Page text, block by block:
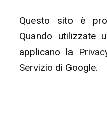
Questo sito è
Quando utilizzate
applicano la
Servizio di Google.